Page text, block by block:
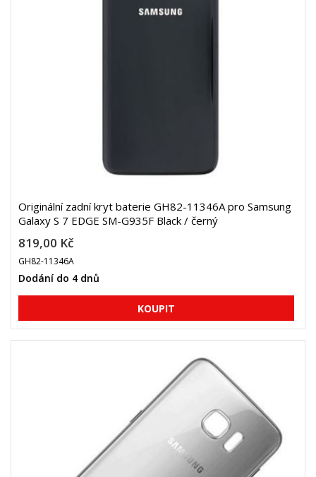
Originální zadní kryt baterie GH82-11346A pro Samsung
Galaxy S 7 EDGE SM-G935F Black / černý
819,00 Kč
GH82-11346A
Dodání do 4 dnů